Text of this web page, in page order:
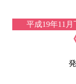
平成19年11月